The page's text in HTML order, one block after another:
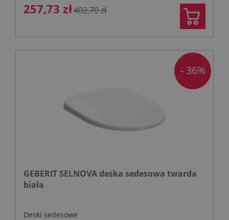
257,73 zł402,70 zł
GEBERIT SELNOVA deska sedesowa twarda
biała
Deski sedesowe
- 36%